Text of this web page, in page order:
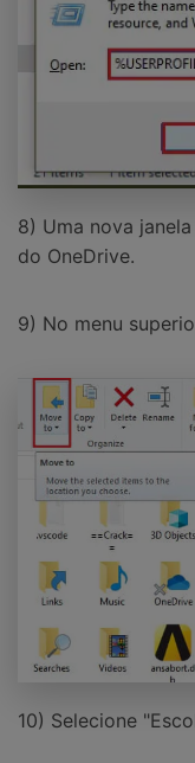
8) Uma nova
do OneDrive.
9) No menu
10) Selecione